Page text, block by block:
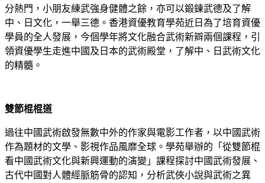
分熱門，小朋友練武強身健體之餘，亦可以鍛鍊武德及了解
中、日文化，一舉三德。香港資優教育學苑近日為了培育資優
學員的全人發展，今個學年將文化融合武術新辧兩個課程，引
領資優學生走進中國及日本的武術殿堂，了解中、日武術文化
的精髓。
雙節棍棍道
過往中國武術啟發無數中外的作家與電影工作者，以中國武術
作為題材的文學、影視作品風靡全球。學苑舉辦的「從雙節棍
看中國武術文化與新興運動的演變」課程探討中國武術發展、
古代中國對人體經脈筋骨的認知，分析武俠小說與武術之異